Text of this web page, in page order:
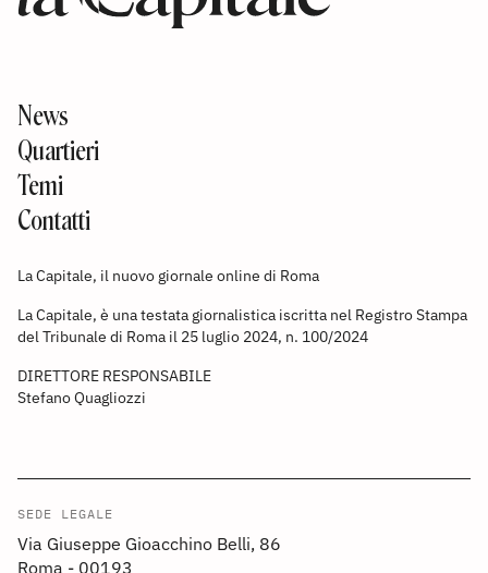
News
Quartieri
Temi
Contatti
La Capitale, il nuovo giornale online di Roma
La Capitale, è una testata giornalistica iscritta nel Registro Stampa
del Tribunale di Roma il 25 luglio 2024, n. 100/2024
DIRETTORE RESPONSABILE
Stefano Quagliozzi
SEDE LEGALE
Via Giuseppe Gioacchino Belli, 86
Roma - 00193